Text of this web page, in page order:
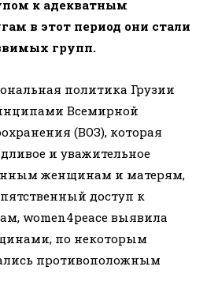
к адекватным
в этот период они стали
групп.
политика Грузии
Всемирной
(ВОЗ), которая
и уважительное
женщинам и матерям,
доступ к
women4peace выявила
по некоторым
противоположным